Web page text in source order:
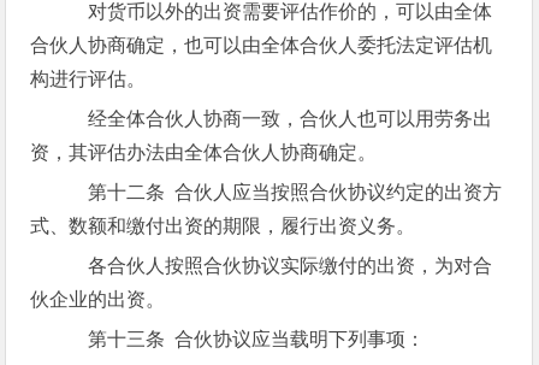
对货币以外的出资需要评估作价的，可以由全体
合伙人协商确定，也可以由全体合伙人委托法定评估机
构进行评估。
经全体合伙人协商一致，合伙人也可以用劳务出
资，其评估办法由全体合伙人协商确定。
第十二条 合伙人应当按照合伙协议约定的出资方
式、数额和缴付出资的期限，履行出资义务。
各合伙人按照合伙协议实际缴付的出资，为对合
伙企业的出资。
第十三条 合伙协议应当载明下列事项：